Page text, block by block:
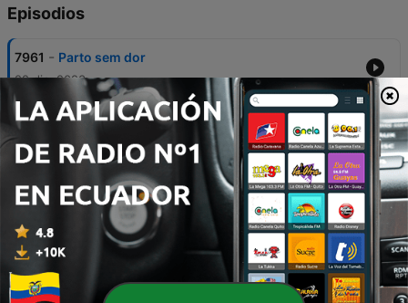
Episodios
7961 - Parto sem dor
22 dic. 2023
7960 - Costa surfa a onda, Montenegro tenta apanhar
15 dic. 2023
7959
Somar e subtrair: gémeas, aeroporto e as
contas de Cavaco
08 dic. 2023
7958 - Política, emissões mil. Ambiente, emissões
01 dic. 2023